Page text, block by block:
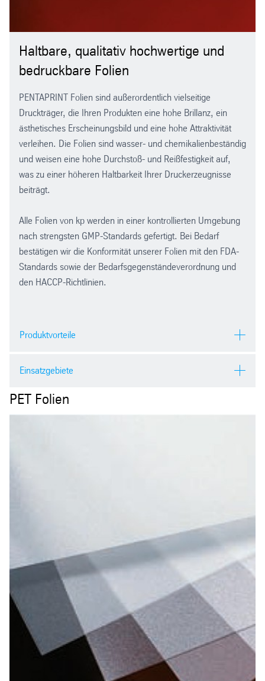
Haltbare, qualitativ hochwertige und
bedruckbare Folien
PENTAPRINT Folien sind außerordentlich vielseitige
Druckträger, die Ihren Produkten eine hohe Brillanz, ein
ästhetisches Erscheinungsbild und eine hohe Attraktivität
verleihen. Die Folien sind wasser- und chemikalienbeständig
und weisen eine hohe Durchstoß- und Reißfestigkeit auf,
was zu einer höheren Haltbarkeit Ihrer Druckerzeugnisse
beiträgt.
Alle Folien von kp werden in einer kontrollierten Umgebung
nach strengsten GMP-Standards gefertigt. Bei Bedarf
bestätigen wir die Konformität unserer Folien mit den FDA-
Standards sowie der Bedarfsgegenständeverordnung und
den HACCP-Richtlinien.
Produktvorteile
hohe Beständigkeit gegen Öl, Fette, Wasser und
Chemikalien
schwer entflammbar und selbstverlöschend
können mit UV-Schutz ausgerüstet werden
Einsatzgebiete
PENTAPRINT Folien lassen sich mühelos und ohne
Vorbehandlung im Siebdruck-UV und Offset-UV-Druck
Druckfolienanwendungen geeignet. Hierzu zählen:
Kunstdrucke
Mousepads
Bedienungsanleitungen
Organisationsmittel
Overhead-Folien
Ausweiskarten
PET Folien